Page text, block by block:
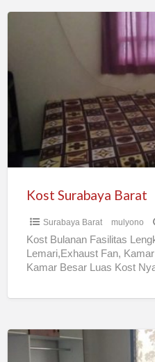
Kost Surabaya Barat
Surabaya Barat mulyono
Kost Bulanan Fasilitas
Lemari,Exhaust Fan,
Kamar Besar Luas Kost
Kos